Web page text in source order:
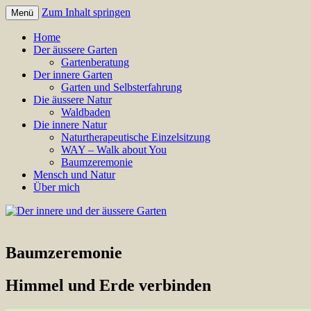
Der innere und der äussere
Menü Zum Inhalt springen
Home
Der äussere Garten
Gartenberatung
Der innere Garten
Garten und Selbsterfahrung
Die äussere Natur
Waldbaden
Die innere Natur
Naturtherapeutische Einzelsitzung
WAY – Walk about You
Baumzeremonie
Mensch und Natur
Über mich
Baumzeremonie
Himmel und Erde verbinden